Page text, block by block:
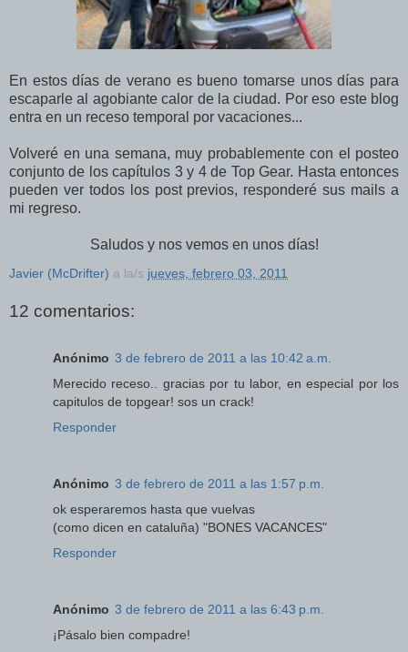
En estos días de verano es bueno tomarse unos días para
escaparle al agobiante calor de la ciudad. Por eso este blog
entra en un receso temporal por vacaciones...
Volveré en una semana, muy probablemente con el posteo
conjunto de los capítulos 3 y 4 de Top Gear. Hasta entonces
pueden ver todos los post previos, responderé sus mails a
mi regreso.
Saludos y nos vemos en unos días!
Javier (McDrifter) a la/s jueves, febrero 03, 2011
12 comentarios:
Anónimo 3 de febrero de 2011 a las 10:42 a.m.
Merecido receso.. gracias por tu labor, en especial por los
capitulos de topgear! sos un crack!
Responder
Anónimo 3 de febrero de 2011 a las 1:57 p.m.
ok esperaremos hasta que vuelvas
(como dicen en cataluña) "BONES VACANCES"
Responder
Anónimo 3 de febrero de 2011 a las 6:43 p.m.
¡Pásalo bien compadre!